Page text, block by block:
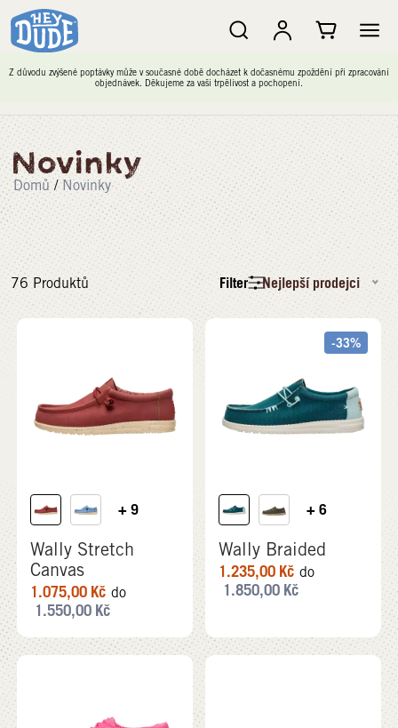
Z důvodu zvýšené poptávky může v současné době docházet k dočasnému zpoždění při zpracování
objednávek. Děkujeme za vaši trpělivost a pochopení.
Novinky
Domů / Novinky
76 Produktů Filter Nejlepší prodejci
+ 9
Wally Stretch
Canvas
1.075,00 Kč do
1.550,00 Kč
-33%
+ 6
Wally Braided
1.235,00 Kč do
1.850,00 Kč